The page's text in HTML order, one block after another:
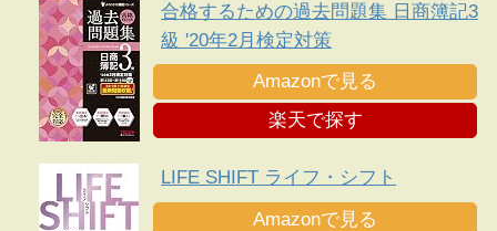
合格するための過去問題集 日商簿記3
級 '20年2月検定対策
Amazonで見る
楽天で探す
LIFE SHIFT ライフ・シフト
Amazonで見る